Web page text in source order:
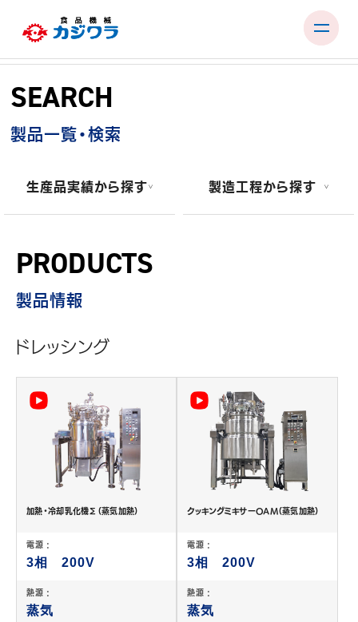
Skip
content
PRODUCTS
TEST ROOM
EXHIBITIONS & SEMINARS
FACTORY & SUPPORT
COMPANY
RECRUIT
SEARCH
製品一覧・検索
生産品実績から探す 製造工程から探す
PRODUCTS
製品情報
ドレッシング
加熱・冷却乳化機Σ（蒸気加熱）
電源 :
3相 200V
熱源 :
蒸気
クッキングミキサーOAM（蒸気加熱）
電源 :
3相 200V
熱源 :
蒸気